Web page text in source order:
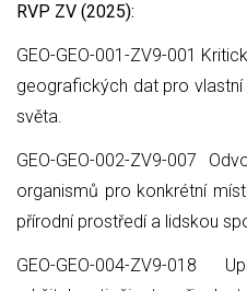
RVP ZV (2025):
GEO-GEO-001-ZV9-001
geografických dat pro
světa.
GEO-GEO-002-ZV9-007
organismů pro konkrétní
přírodní prostředí a lidskou
GEO-GEO-004-ZV9-018